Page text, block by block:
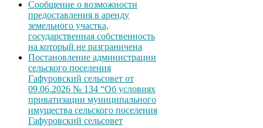
Сообщение о возможности
предоставления в аренду
земельного участка,
государственная собственность
на который не разграничена
Постановление администрации
сельского поселения
Гафуровский сельсовет от
09.06.2026 № 134 “Об условиях
приватизации муниципального
имущества сельского поселения
Гафуровский сельсовет